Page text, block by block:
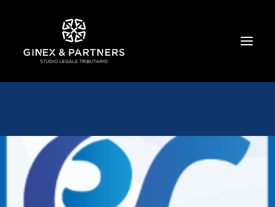
CHI SIAMO
TRIBUTARIO E PENALE TRIBUTARIO
GESTIONE E PROTEZIONE DEL PATRIMONIO
SOCIETARIO E CONTRATTUALISTICA